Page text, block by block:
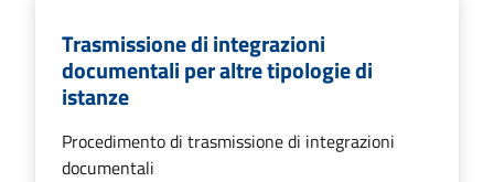
Trasmissione di integrazioni
documentali per altre tipologie di
istanze
Procedimento di trasmissione di integrazioni
documentali